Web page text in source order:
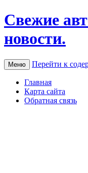
Свежие
новости.
Меню Перейти к
Главная
Карта сайта
Обратная связь